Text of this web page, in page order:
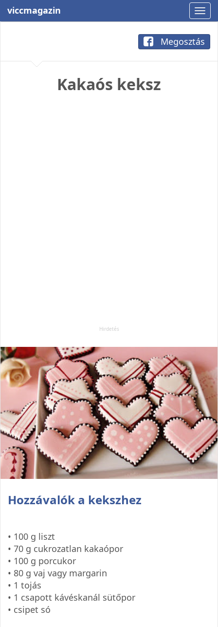
viccmagazin
Megosztás
Kakaós keksz
Hozzávalók a kekszhez
• 100 g liszt
• 70 g cukrozatlan kakaópor
• 100 g porcukor
• 80 g vaj vagy margarin
• 1 tojás
• 1 csapott kávéskanál sütőpor
• csipet só